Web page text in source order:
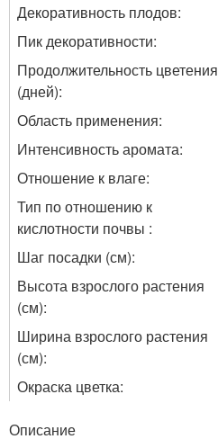
Декоративность плодов:
Пик декоративности:
Продолжительность цветения
(дней):
Область применения:
Интенсивность аромата:
Отношение к влаге:
Тип по отношению к
кислотности почвы :
Шаг посадки (см):
Высота взрослого растения
(см):
Ширина взрослого растения
(см):
Окраска цветка:
Описание